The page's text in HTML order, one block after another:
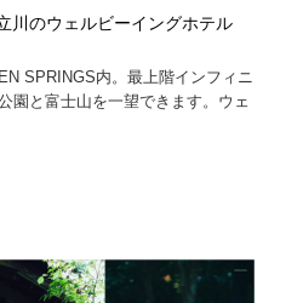
川のウェルビーイングホテル
SPRINGS内。最上階インフィニ
園と富士山を一望できます。ウェ